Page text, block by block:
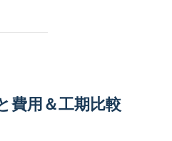
費用＆工期比較